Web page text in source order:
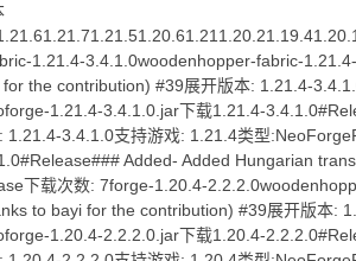
tags in Forge展开版本: 1.21.1-3.2.0.0支持游戏: 1.21.1类型:ForgeRelease下载次数: 117fabric-1.21.1-3.2.0.0woodenhopper-fabric-1.21.1-3.2.0.0.jar下载1.